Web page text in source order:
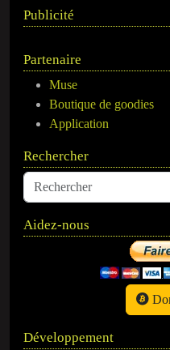
Publicité
Partenaire
Muse
Boutique de goodies
Application
Rechercher
Aidez-nous
Développement